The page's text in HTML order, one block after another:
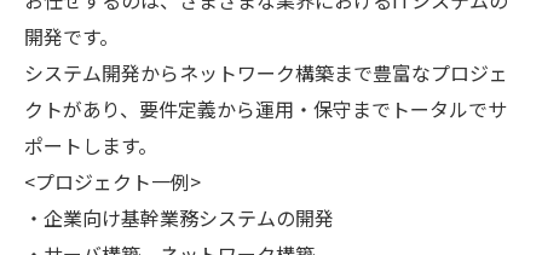
開発です。
システム開発からネットワーク構築まで豊富なプロジェ
クトがあり、要件定義から運用・保守までトータルでサ
ポートします。
<プロジェクト一例>
・企業向け基幹業務システムの開発